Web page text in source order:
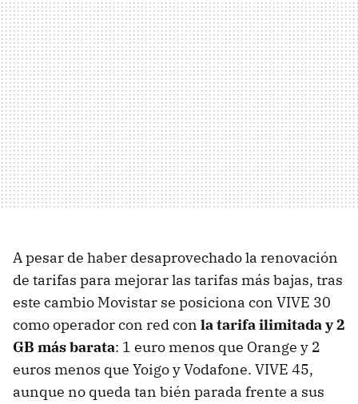
A pesar de haber desaprovechado la renovación
de tarifas para mejorar las tarifas más bajas, tras
este cambio Movistar se posiciona con VIVE 30
como operador con red con la tarifa ilimitada y 2
GB más barata: 1 euro menos que Orange y 2
euros menos que Yoigo y Vodafone. VIVE 45,
aunque no queda tan bién parada frente a sus